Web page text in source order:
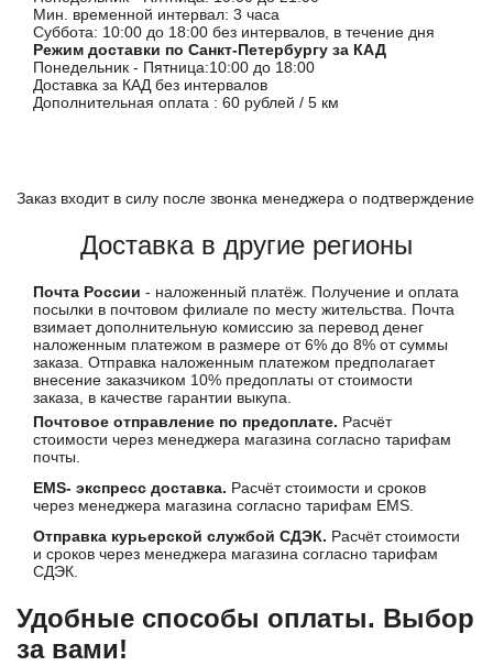
Мин. временной интервал: 3 часа
Суббота: 10:00 до 18:00 без интервалов, в течение дня
Режим доставки по Санкт-Петербургу за КАД
Понедельник - Пятница:10:00 до 18:00
Доставка за КАД без интервалов
Дополнительная оплата : 60 рублей / 5 км
Заказ входит в силу после звонка менеджера о подтверждение
Доставка в другие регионы
Почта России - наложенный платёж. Получение и оплата
посылки в почтовом филиале по месту жительства. Почта
взимает дополнительную комиссию за перевод денег
наложенным платежом в размере от 6% до 8% от суммы
заказа. Отправка наложенным платежом предполагает
внесение заказчиком 10% предоплаты от стоимости
заказа, в качестве гарантии выкупа.
Почтовое отправление по предоплате. Расчёт
стоимости через менеджера магазина согласно тарифам
почты.
EMS- экспресс доставка. Расчёт стоимости и сроков
через менеджера магазина согласно тарифам EMS.
Отправка курьерской службой СДЭК. Расчёт стоимости
и сроков через менеджера магазина согласно тарифам
СДЭК.
Удобные способы оплаты. Выбор
за вами!